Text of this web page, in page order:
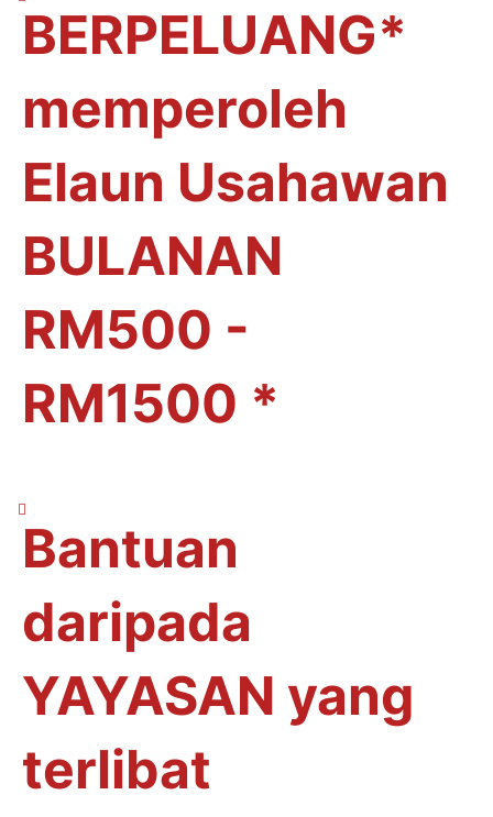
BERPELUANG*
memperoleh
Elaun Usahawan
BULANAN
RM500 -
RM1500 *
Bantuan
daripada
YAYASAN yang
terlibat